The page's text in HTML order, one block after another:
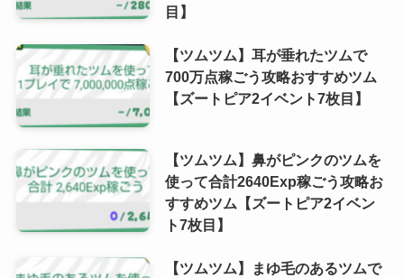
目】
【ツムツム】耳が垂れたツムで
700万点稼ごう攻略おすすめツム
【ズートピア2イベント7枚目】
【ツムツム】鼻がピンクのツムを
使って合計2640Exp稼ごう攻略お
すすめツム【ズートピア2イベン
ト7枚目】
【ツムツム】まゆ毛のあるツムで